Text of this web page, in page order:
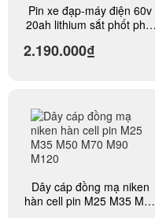
Pin xe đạp-máy điện 60v
20ah lithium sắt phốt phát
2.190.000₫
Dây cáp đồng mạ niken
hàn cell pin M25 M35 M50